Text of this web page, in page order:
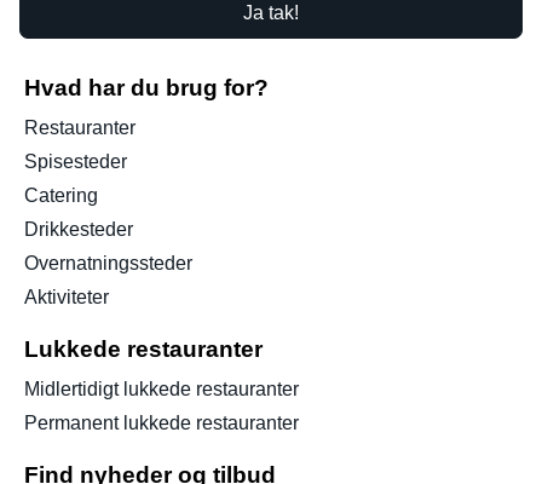
Ja tak!
Hvad har du brug for?
Restauranter
Spisesteder
Catering
Drikkesteder
Overnatningssteder
Aktiviteter
Lukkede restauranter
Midlertidigt lukkede restauranter
Permanent lukkede restauranter
Find nyheder og tilbud